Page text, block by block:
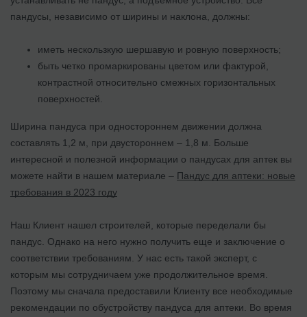
пандусы, независимо от ширины и наклона, должны:
иметь нескользкую шершавую и ровную поверхность;
быть четко промаркированы цветом или фактурой,
контрастной относительно смежных горизонтальных
поверхностей.
Ширина пандуса при одностороннем движении должна
составлять 1,2 м, при двустороннем – 1,8 м. Больше
интересной и полезной информации о пандусах для аптек вы
можете найти в нашем материале – Пандус для аптеки: новые
требования в 2023 году
Наш Клиент нашел строителей, которые переделали бы
пандус. Однако на него нужно получить еще и заключение о
соответствии требованиям. У нас есть такой эксперт, с
которым мы сотрудничаем уже продолжительное время.
Поэтому мы сначала предоставили Клиенту все необходимые
рекомендации по обустройству пандуса для аптеки. Во время